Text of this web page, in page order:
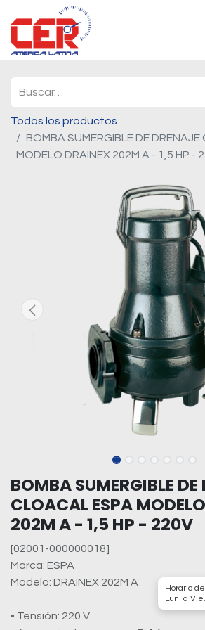
Todos los productos
BOMBA SUMERGIBLE DE DRENAJE
MODELO DRAINEX 202M A - 1,5 HP -
BOMBA SUMERGIBLE DE
CLOACAL ESPA
202M A - 1,5 HP - 220V
[02001-000000018]
Marca: ESPA
Modelo: DRAINEX 202M A
• Tensión: 220 V.
Horario
Lun. a